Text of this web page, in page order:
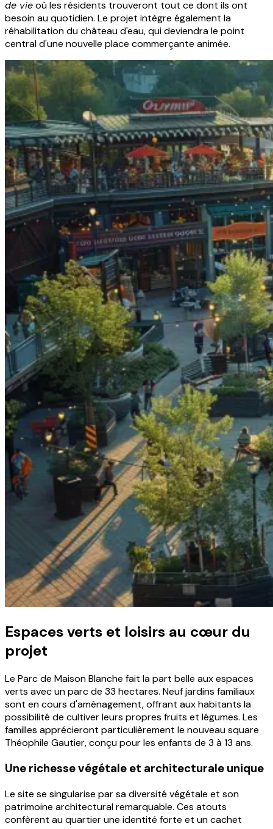
de vieoù les résidents trouveront tout ce dont ils ont
besoin au quotidien. Le projet intègre également la
réhabilitation du château d'eau, qui deviendra le point
central d'une nouvelle place commerçante animée.
Espaces verts et loisirs au cœur du
projet
Le Parc de Maison Blanche fait la part belle aux espaces
verts avec un parc de 33 hectares. Neuf jardins familiaux
sont en cours d'aménagement, offrant aux habitants la
possibilité de cultiver leurs propres fruits et légumes. Les
familles apprécieront particulièrement le nouveau square
Théophile Gautier, conçu pour les enfants de 3 à 13 ans.
Une richesse végétale et architecturale unique
Le site se singularise par sa diversité végétale et son
patrimoine architectural remarquable. Ces atouts
confèrent au quartier une identité forte et un cachet